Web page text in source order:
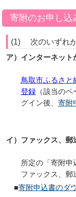
寄附のお申し込
(1) 次のいずれか
ア）インターネット
鳥取市ふるさと
登録（該当のペ
グイン後、 寄附
イ）ファックス、郵
所定の「寄附申
ファックス、郵
■寄附申込書のダ